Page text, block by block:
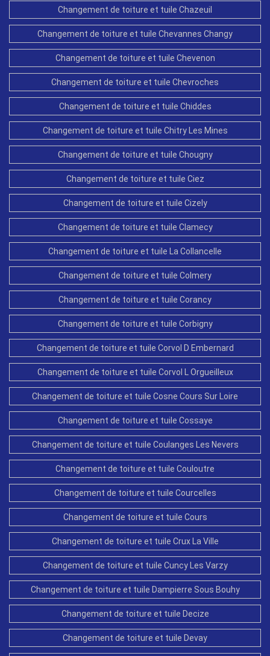
Changement de toiture et tuile Chazeuil
Changement de toiture et tuile Chevannes Changy
Changement de toiture et tuile Chevenon
Changement de toiture et tuile Chevroches
Changement de toiture et tuile Chiddes
Changement de toiture et tuile Chitry Les Mines
Changement de toiture et tuile Chougny
Changement de toiture et tuile Ciez
Changement de toiture et tuile Cizely
Changement de toiture et tuile Clamecy
Changement de toiture et tuile La Collancelle
Changement de toiture et tuile Colmery
Changement de toiture et tuile Corancy
Changement de toiture et tuile Corbigny
Changement de toiture et tuile Corvol D Embernard
Changement de toiture et tuile Corvol L Orgueilleux
Changement de toiture et tuile Cosne Cours Sur Loire
Changement de toiture et tuile Cossaye
Changement de toiture et tuile Coulanges Les Nevers
Changement de toiture et tuile Couloutre
Changement de toiture et tuile Courcelles
Changement de toiture et tuile Cours
Changement de toiture et tuile Crux La Ville
Changement de toiture et tuile Cuncy Les Varzy
Changement de toiture et tuile Dampierre Sous Bouhy
Changement de toiture et tuile Decize
Changement de toiture et tuile Devay